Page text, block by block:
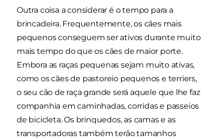
Outra coisa a considerar é o tempo para a
brincadeira. Frequentemente, os cães mais
pequenos conseguem ser ativos durante muito
mais tempo do que os cães de maior porte.
Embora as raças pequenas sejam muito ativas,
como os cães de pastoreio pequenos e terriers,
o seu cão de raça grande será aquele que lhe faz
companhia em caminhadas, corridas e passeios
de bicicleta. Os brinquedos, as camas e as
transportadoras também terão tamanhos